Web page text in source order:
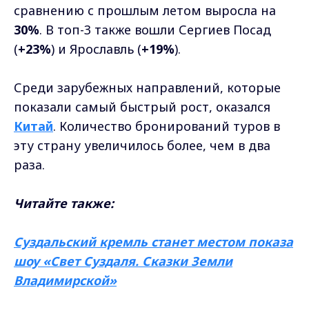
сравнению с прошлым летом выросла на
30%. В топ-3 также вошли Сергиев Посад
(+23%) и Ярославль (+19%).
Среди зарубежных направлений, которые
показали самый быстрый рост, оказался
Китай. Количество бронирований туров в
эту страну увеличилось более, чем в два
раза.
Читайте также:
Суздальский кремль станет местом показа
шоу «Свет Суздаля. Сказки Земли
Владимирской»